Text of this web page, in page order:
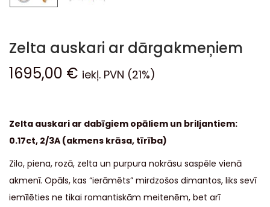
Zelta auskari ar dārgakmeņiem
1695,00 € iekļ. PVN (21%)
Zelta auskari ar dabīgiem opāliem un briljantiem:
0.17ct, 2/3A (akmens krāsa, tīrība)
Zilo, piena, rozā, zelta un purpura nokrāsu saspēle vienā
akmenī. Opāls, kas “ierāmēts” mirdzošos dimantos, liks sevī
iemīlēties ne tikai romantiskām meitenēm, bet arī